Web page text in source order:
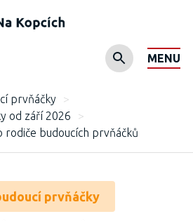
MENU
prvňáčky
>
od září 2026
>
budoucích prvňáčků
prvňáčky